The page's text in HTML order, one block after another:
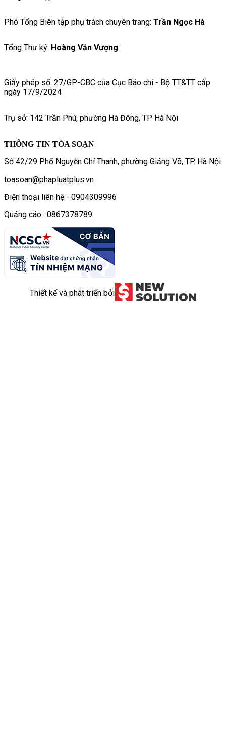
Phó Tổng Biên tập phụ trách chuyên trang: Trần Ngọc Hà
Tổng Thư ký: Hoàng Văn Vượng
Giấy phép số: 27/GP-CBC của Cục Báo chí - Bộ TT&TT cấp
ngày 17/9/2024
Trụ sở: 142 Trần Phú, phường Hà Đông, TP Hà Nội
THÔNG TIN TÒA SOẠN
Số 42/29 Phố Nguyễn Chí Thanh, phường Giảng Võ, TP. Hà Nội
toasoan@phapluatplus.vn
Điện thoại liên hệ - 0904309996
Quảng cáo : 0867378789
Thiết kế và phát triển bởi